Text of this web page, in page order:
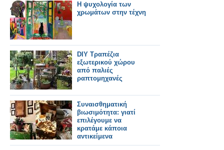
Η ψυχολογία των
χρωμάτων στην τέχνη
DIY Τραπέζια
εξωτερικού χώρου
από παλιές
ραπτομηχανές
Συναισθηματική
βιωσιμότητα: γιατί
επιλέγουμε να
κρατάμε κάποια
αντικείμενα